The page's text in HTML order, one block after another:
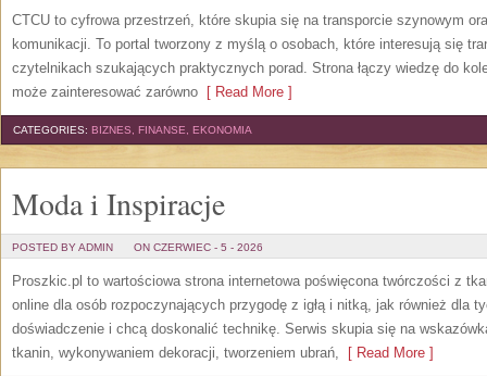
CTCU to cyfrowa przestrzeń, które skupia się na transporcie szynowym
komunikacji. To portal tworzony z myślą o osobach, które interesują się
czytelnikach szukających praktycznych porad. Strona łączy wiedzę do
może zainteresować zarówno [ Read More ]
CATEGORIES: BIZNES, FINANSE, EKONOMIA
Moda i Inspiracje
POSTED BY ADMIN ON CZERWIEC - 5 - 2026
Proszkic.pl to wartościowa strona internetowa poświęcona twórczości z
online dla osób rozpoczynających przygodę z igłą i nitką, jak również dla
doświadczenie i chcą doskonalić technikę. Serwis skupia się na
tkanin, wykonywaniem dekoracji, tworzeniem ubrań, [ Read More ]